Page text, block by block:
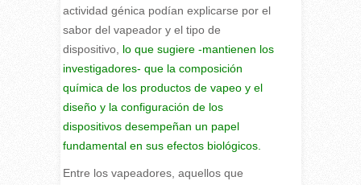
actividad génica podían explicarse por el
sabor del vapeador y el tipo de
dispositivo, lo que sugiere -mantienen los
investigadores- que la composición
química de los productos de vapeo y el
diseño y la configuración de los
dispositivos desempeñan un papel
fundamental en sus efectos biológicos.
Entre los vapeadores, aquellos que